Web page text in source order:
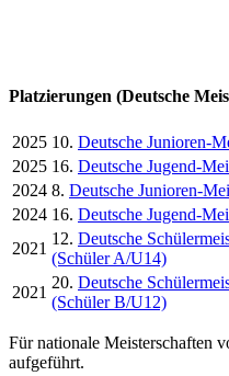
Platzierungen (Deutsche
2025 10. Deutsche Junioren-
2025 16. Deutsche Jugend-
2024 8. Deutsche Junioren-
2024 16. Deutsche Jugend-
2021
12. Deutsche
(Schüler A/U14)
2021
20. Deutsche
(Schüler B/U12)
Für nationale Meisterschaften
aufgeführt.